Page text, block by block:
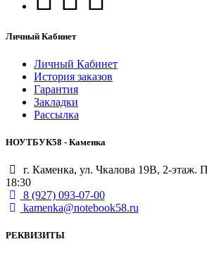
Личный Кабинет
Личный Кабинет
История заказов
Гарантия
Закладки
Рассылка
НОУТБУК58 - Каменка
г. Каменка, ул. Чкалова 19В, 2-этаж.
18:30
8 (927) 093-07-00
kamenka@notebook58.ru
РЕКВИЗИТЫ